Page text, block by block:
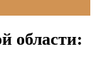
области: